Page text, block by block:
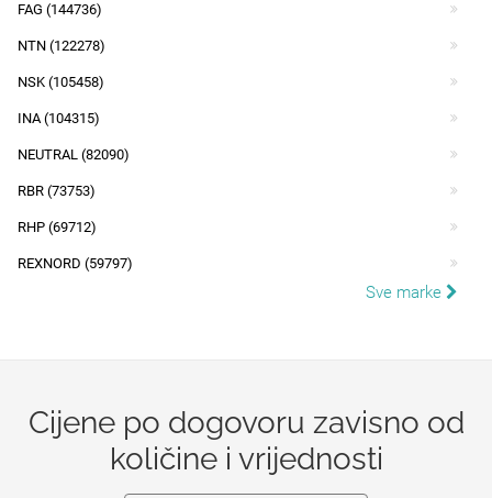
FAG (144736)
NTN (122278)
NSK (105458)
INA (104315)
NEUTRAL (82090)
RBR (73753)
RHP (69712)
REXNORD (59797)
Sve marke
Cijene po dogovoru zavisno od
količine i vrijednosti